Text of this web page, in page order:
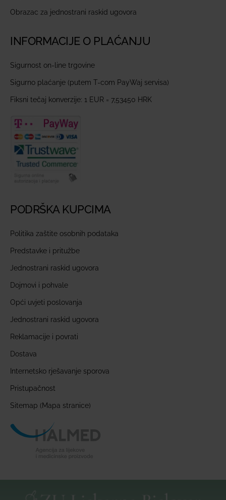
Obrazac za jednostrani raskid ugovora
INFORMACIJE O PLAĆANJU
Sigurnost on-line trgovine
Sigurno plaćanje (putem T-com PayWaj servisa)
Fiksni tečaj konverzije: 1 EUR = 7,53450 HRK
PODRŠKA KUPCIMA
Politika zaštite osobnih podataka
Predstavke i pritužbe
Jednostrani raskid ugovora
Dojmovi i pohvale
Opći uvjeti poslovanja
Jednostrani raskid ugovora
Reklamacije i povrati
Dostava
Internetsko rješavanje sporova
Pristupačnost
Sitemap (Mapa stranice)